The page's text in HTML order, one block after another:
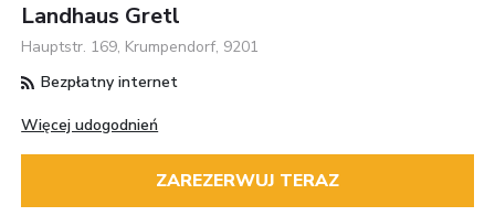
Landhaus Gretl
Hauptstr. 169, Krumpendorf, 9201
Bezpłatny internet
Więcej udogodnień
ZAREZERWUJ TERAZ